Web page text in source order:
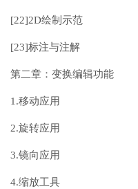
[22]2D绘制示范
[23]标注与注解
第二章：变换编辑功能
1.移动应用
2.旋转应用
3.镜向应用
4.缩放工具